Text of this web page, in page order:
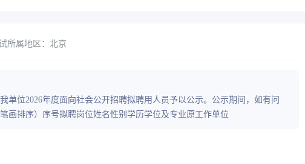
所属地区：北京
单位2026年度面向社会公开招聘拟聘用人员予以公示。公示期间，如有问
画排序）序号拟聘岗位姓名性别学历学位及专业原工作单位